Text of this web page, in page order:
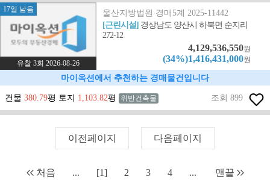
17일 남음
유찰 3회 2026-08-26
울산지방법원 경매5계 2025-11442
[근린시설] 경상남도 양산시 하북면 순지리
272-12
4,129,536,550원
(34%)1,416,431,000원
마이옥션에서 추천하는 경매물건입니다
건물 380.79평 토지 1,103.82평 위반건축물 조회 899
이전페이지 다음페이지
처음 ... [1] 2 3 4 ... 맨끝